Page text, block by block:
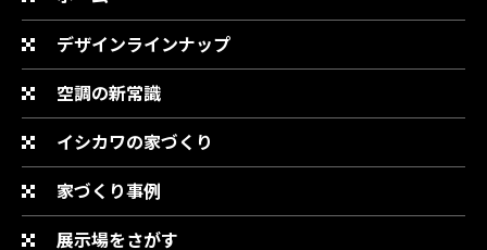
デザインラインナップ
空調の新常識
イシカワの家づくり
家づくり事例
展示場をさがす